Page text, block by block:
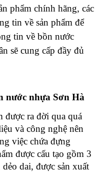
phẩm chính hãng, các
tin về sản phẩm để
tin về bồn nước
sẽ cung cấp đầy đủ
nước nhựa Sơn Hà
được ra đời qua quá
và công nghệ nên
việc chứa đựng
được cấu tạo gồm 3
dai, được sản xuất